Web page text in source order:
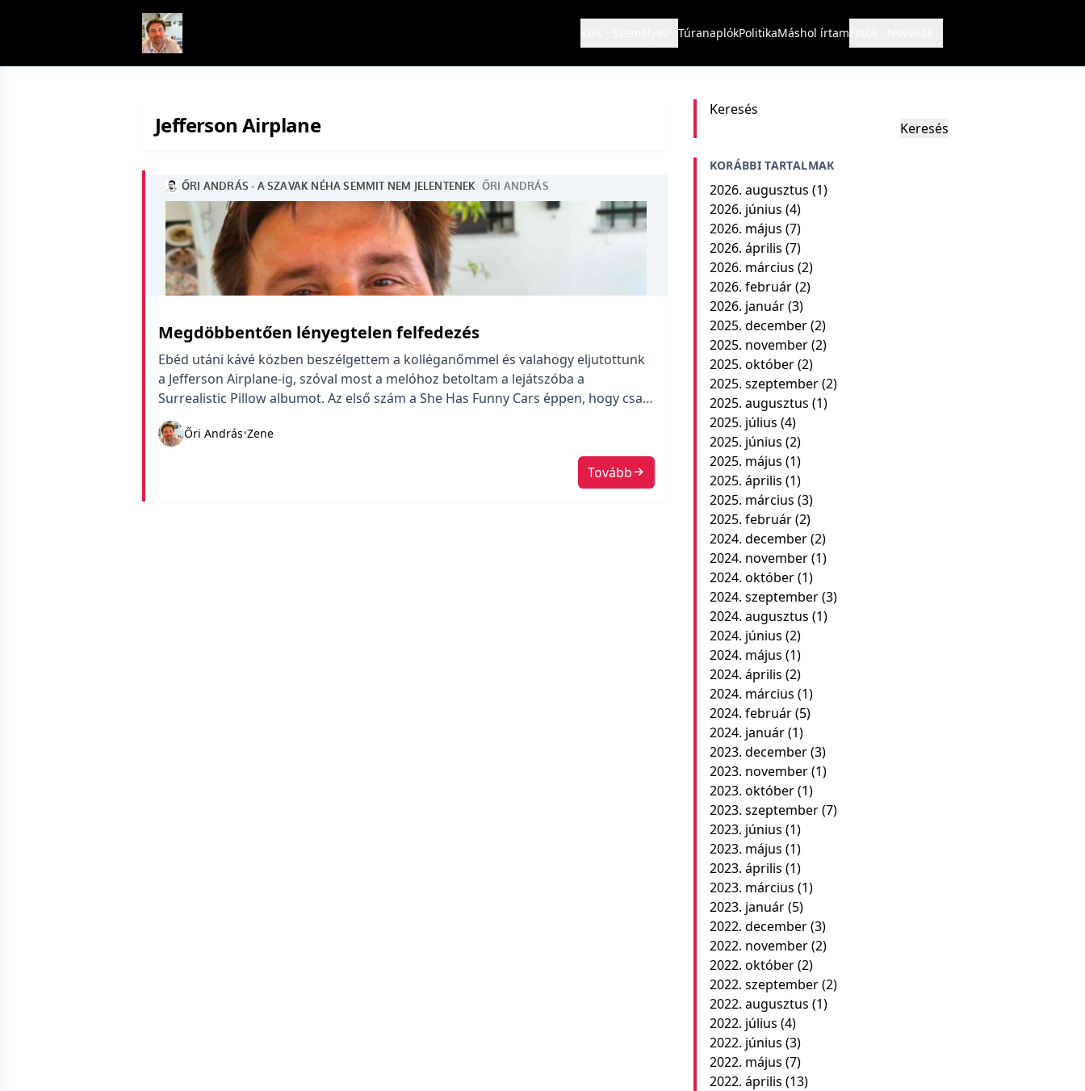
TúranaplókPolitikaMáshol írtam
Jefferson Airplane
Megdöbbentően lényegtelen felfedezés
Ebéd utáni kávé közben beszélgettem a kolléganőmmel és valahogy eljutottunk
a Jefferson Airplane-ig, szóval most a melóhoz betoltam a lejátszóba a
Surrealistic Pillow albumot. Az első szám a She Has Funny Cars éppen, hogy csak
elindult és már leesett szájjal meredtem a képernyőre. A dal elején hallható a
dobszólót a The Doors dobosa, John Densmore, egyszerűen eléjátszotta
Őri András•Zene
Tovább
Keresés
Keresés
KORÁBBI TARTALMAK
2026. augusztus (1)
2026. június (4)
2026. május (7)
2026. április (7)
2026. március (2)
2026. február(2)
2026. január(3)
2025. december(2)
2025. november(2)
2025. október(2)
2025. szeptember(2)
2025. augusztus (1)
2025. július (4)
2025. június (2)
2025. május (1)
2025. április (1)
2025. március (3)
2025. február(2)
2024. december(2)
2024. november(1)
2024. október(1)
2024. szeptember(3)
2024. augusztus (1)
2024. június (2)
2024. május (1)
2024. április (2)
2024. március (1)
2024. február(5)
2024. január(1)
2023. december(3)
2023. november(1)
2023. október(1)
2023. szeptember(7)
2023. június (1)
2023. május (1)
2023. április (1)
2023. március (1)
2023. január(5)
2022. december(3)
2022. november(2)
2022. október(2)
2022. szeptember(2)
2022. augusztus (1)
2022. július (4)
2022. június (3)
2022. május (7)
2022. április (13)